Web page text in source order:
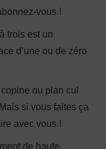
vous !
trois est un
d’une ou de zéro
ou plan cul
si vous faites ça
avec vous !
de haute